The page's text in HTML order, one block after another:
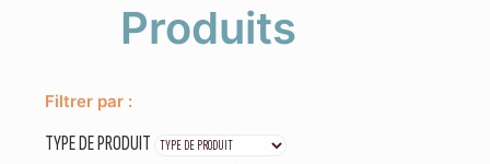
Produits
Filtrer par :
TYPE DE PRODUIT